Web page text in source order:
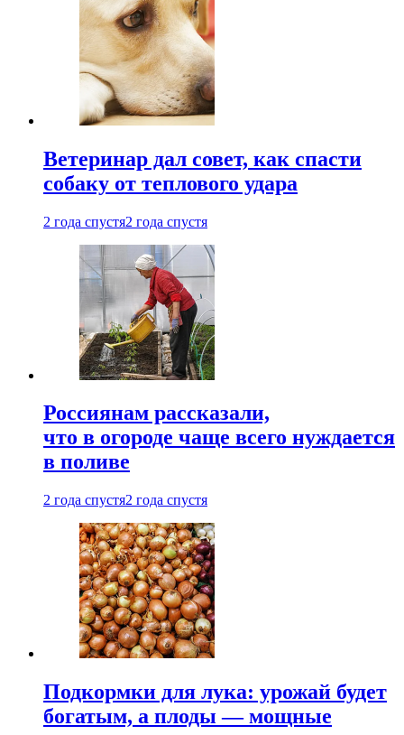
Ветеринар дал совет, как спасти
собаку от теплового удара
2 года спустя2 года спустя
Россиянам рассказали,
что в огороде чаще всего нуждается
в поливе
2 года спустя2 года спустя
Подкормки для лука: урожай будет
богатым, а плоды — мощные